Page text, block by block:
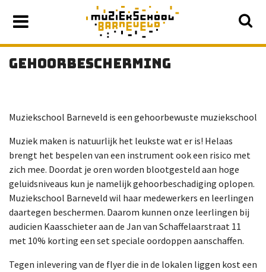
GEHOORBESCHERMING
Muziekschool Barneveld is een gehoorbewuste muziekschool
Muziek maken is natuurlijk het leukste wat er is! Helaas
brengt het bespelen van een instrument ook een risico met
zich mee. Doordat je oren worden blootgesteld aan hoge
geluidsniveaus kun je namelijk gehoorbeschadiging oplopen.
Muziekschool Barneveld wil haar medewerkers en leerlingen
daartegen beschermen. Daarom kunnen onze leerlingen bij
audicien Kaasschieter aan de Jan van Schaffelaarstraat 11
met 10% korting een set speciale oordoppen aanschaffen.
Tegen inlevering van de flyer die in de lokalen liggen kost een